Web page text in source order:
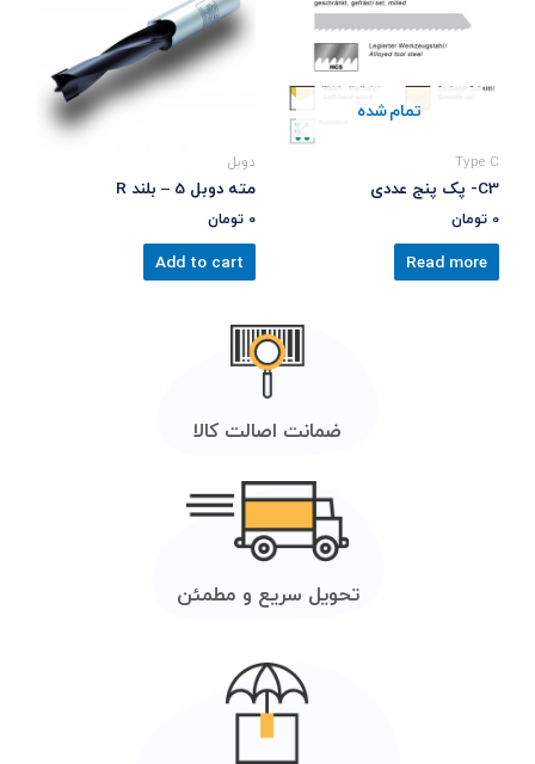
تمام شده
Type C
C3- پک پنج عددی
0 تومان
Read more
دوبل
مته دوبل 5 – بلند R
0 تومان
Add to cart
ضمانت اصالت کالا
تحویل سریع و مطمئن